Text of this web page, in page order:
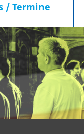
/ Termine